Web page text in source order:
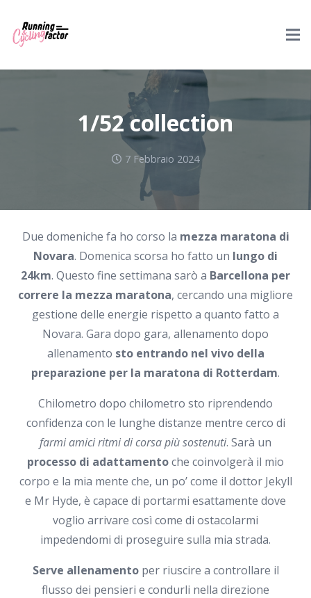
1/52 collection
7 Febbraio 2024
Due domeniche fa ho corso la mezza maratona di
Novara. Domenica scorsa ho fatto un lungo di
24km. Questo fine settimana sarò a Barcellona per
correre la mezza maratona, cercando una migliore
gestione delle energie rispetto a quanto fatto a
Novara. Gara dopo gara, allenamento dopo
allenamento sto entrando nel vivo della
preparazione per la maratona di Rotterdam.
Chilometro dopo chilometro sto riprendendo
confidenza con le lunghe distanze mentre cerco di
farmi amici ritmi di corsa più sostenuti. Sarà un
processo di adattamentoche coinvolgerà il mio
corpo e la mia mente che, un po’ come il dottor Jekyll
e Mr Hyde, è capace di portarmi esattamente dove
voglio arrivare così come di ostacolarmi
impedendomi di proseguire sulla mia strada.
Serve allenamentoper riuscire a controllare il
flusso dei pensieri e condurli nella direzione